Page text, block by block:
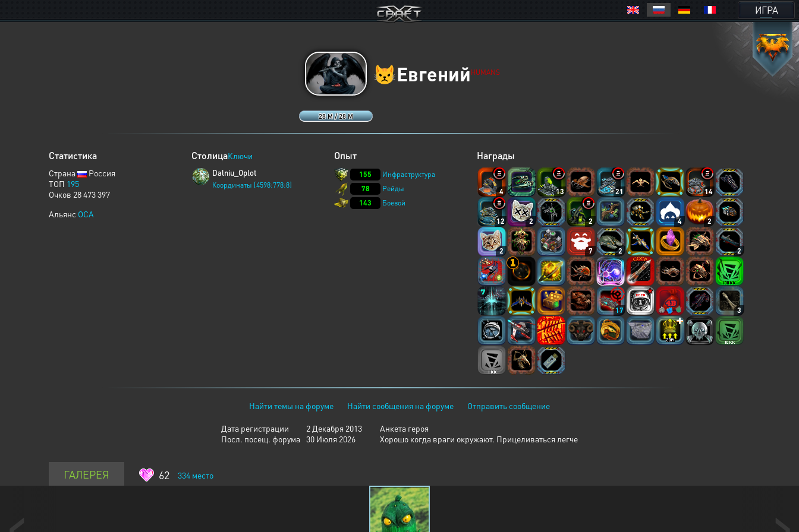
ИГРА
28 M / 28 M
😾Евгений HUMANS
Статистика
Страна
Россия
ТОП 195
Очков 28 473 397
Альянс OCA
СтолицаКлючи
Dalniu_Oplot
Координаты [4598:778:8]
Опыт
155
Инфраструктура
78
Рейды
143
Боевой
Награды
4 13 21 14
12 2 2 4 2
2 7 2 2
17 3
Найти темы на форуме Найти сообщения на форуме Отправить сообщение
Дата регистрации
2 Декабря 2013
Посл. посещ. форума 30 Июля 2026
Анкета героя
Хорошо когда враги окружают. Прицеливаться легче
ГАЛЕРЕЯ 62 334 место